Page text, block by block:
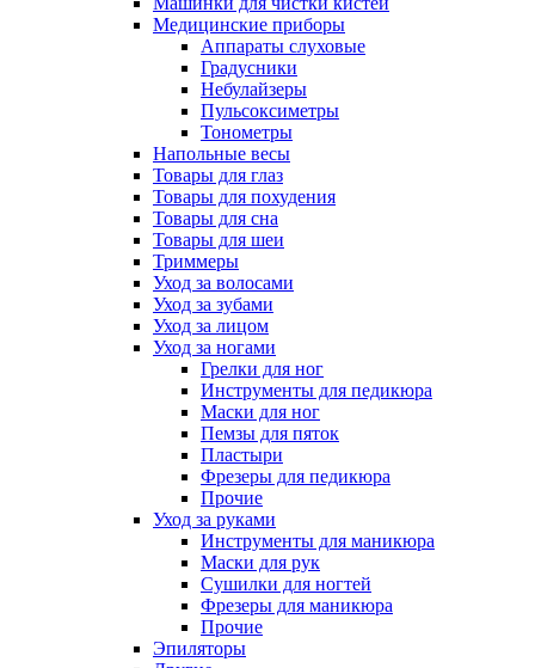
Медицинские приборы
Аппараты слуховые
Градусники
Небулайзеры
Пульсоксиметры
Тонометры
Напольные весы
Товары для глаз
Товары для похудения
Товары для сна
Товары для шеи
Триммеры
Уход за волосами
Уход за зубами
Уход за лицом
Уход за ногами
Грелки для ног
Инструменты для педикюра
Маски для ног
Пемзы для пяток
Пластыри
Фрезеры для педикюра
Прочие
Уход за руками
Инструменты для маникюра
Маски для рук
Сушилки для ногтей
Фрезеры для маникюра
Прочие
Эпиляторы